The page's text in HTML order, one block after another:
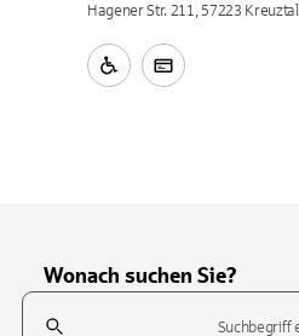
Hagener Str. 211, 57223 Kreuztal
Wonach suchen Sie?
Suchfeld